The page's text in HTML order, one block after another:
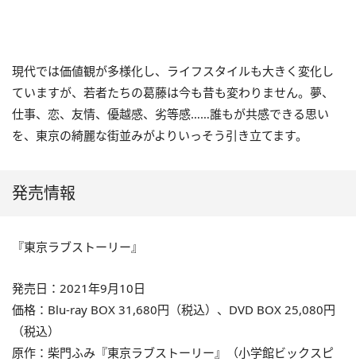
現代では価値観が多様化し、ライフスタイルも大きく変化し
ていますが、若者たちの葛藤は今も昔も変わりません。夢、
仕事、恋、友情、優越感、劣等感……誰もが共感できる思い
を、東京の綺麗な街並みがよりいっそう引き立てます。
発売情報
『東京ラブストーリー』
発売日：2021年9月10日
価格：Blu-ray BOX 31,680円（税込）、DVD BOX 25,080円
（税込）
原作：柴門ふみ『東京ラブストーリー』（小学館ビックスピ